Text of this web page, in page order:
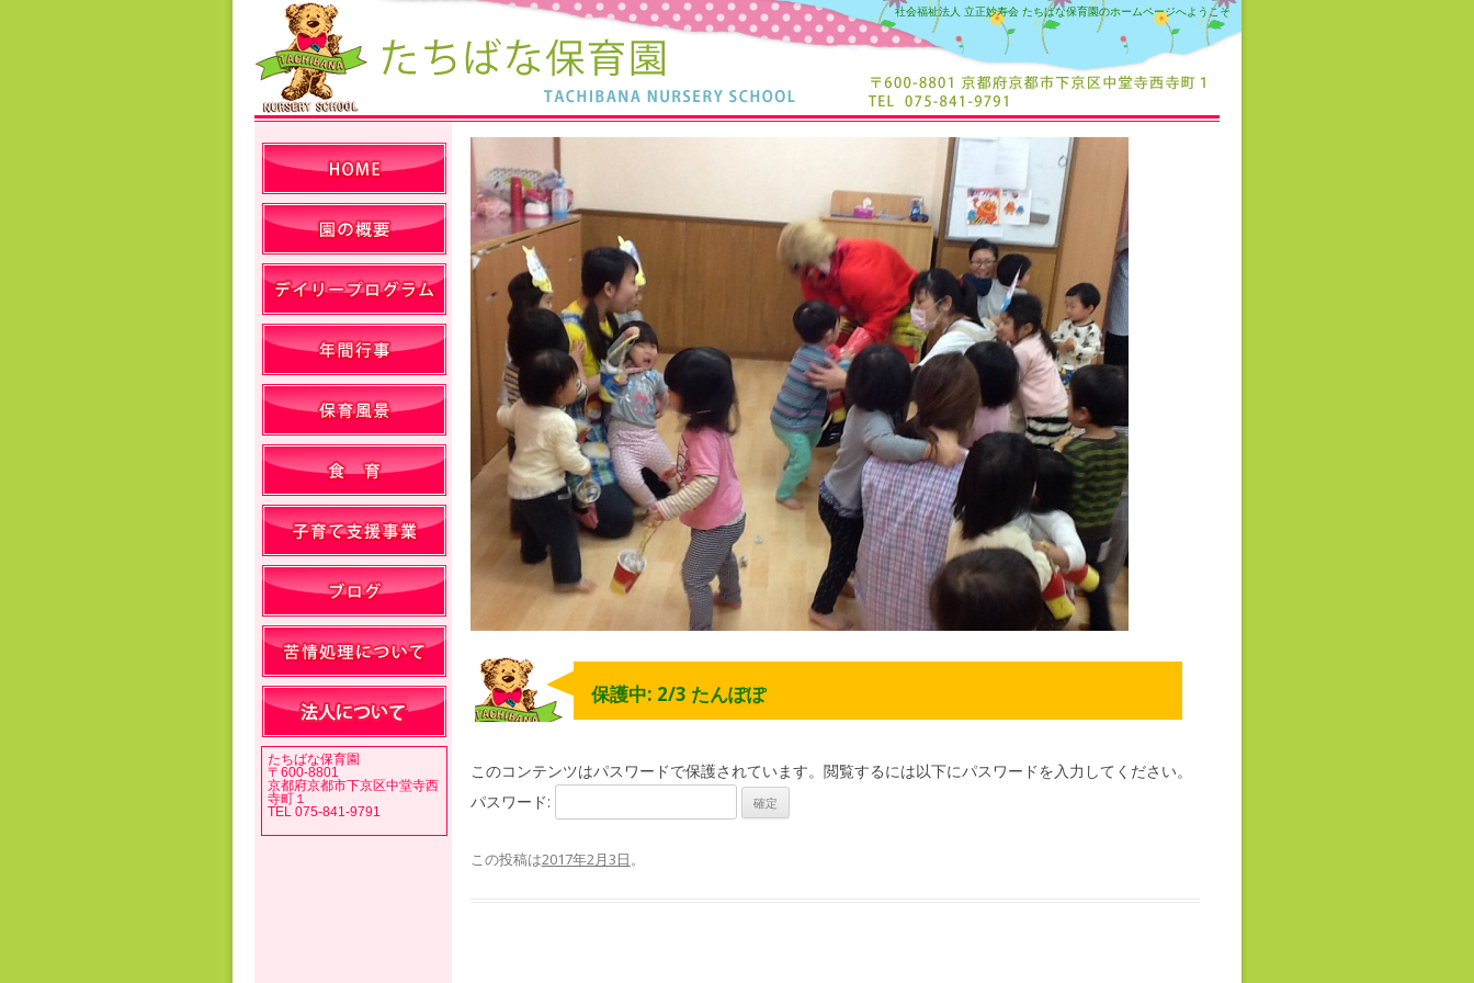
社会福祉法人 立正妙寿会 たちばな保育園のホームページへようこそ
保護中: 2/3 たんぽぽ
このコンテンツはパスワードで保護されています。閲覧するには以下にパスワードを入力してください。
パスワード:
この投稿は2017年2月3日。
たちばな保育園
〒600-8801
京都府京都市下京区中堂寺西
寺町１
TEL 075-841-9791